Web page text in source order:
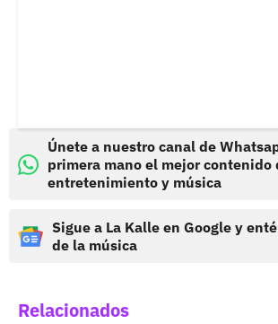
Únete a nuestro canal de
primera mano el mejor contenido
entretenimiento y música
Sigue a La Kalle en Google y
de la música
Relacionados